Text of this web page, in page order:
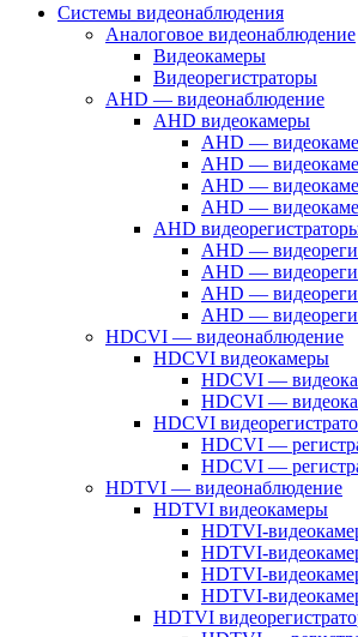
Системы видеонаблюдения
Аналоговое видеонаблюдение
Видеокамеры
Видеорегистраторы
AHD — видеонаблюдение
AHD видеокамеры
AHD —
AHD —
AHD —
AHD —
AHD
AHD —
AHD —
AHD —
AHD —
HDCVI — видеонаблюдение
HDCVI видеокамеры
HDCVI —
HDCVI —
HDCVI
HDCVI —
HDCVI —
HDTVI — видеонаблюдение
HDTVI видеокамеры
HDTVI-
HDTVI-
HDTVI-
HDTVI-
HDTVI